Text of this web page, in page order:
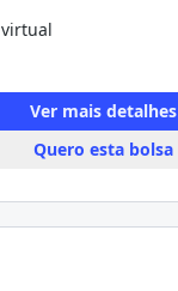
Ver mais detalhes
Quero esta bolsa